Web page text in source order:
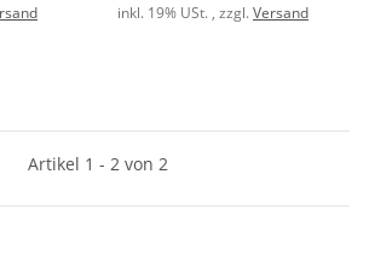
inkl. 19% USt. , zzgl.Versand
Artikel 1 - 2 von 2